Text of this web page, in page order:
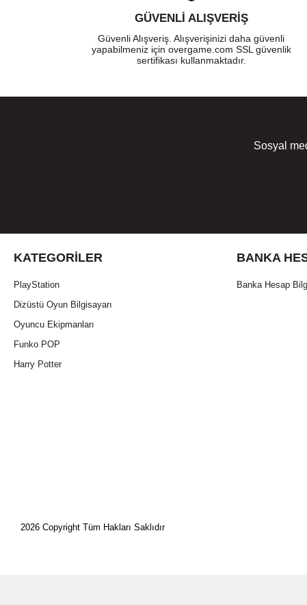
GÜVENLI ALIŞVERIŞ
Güvenli Alışveriş. Alışverişinizi daha güvenli
yapabilmeniz için overgame.com SSL güvenlik
sertifikası kullanmaktadır.
Sosyal
KATEGORILER
PlayStation
Dizüstü Oyun Bilgisayarı
Oyuncu Ekipmanları
Funko POP
Harry Potter
BANKA
Banka Hesap
2026 Copyright Tüm Hakları Saklıdır